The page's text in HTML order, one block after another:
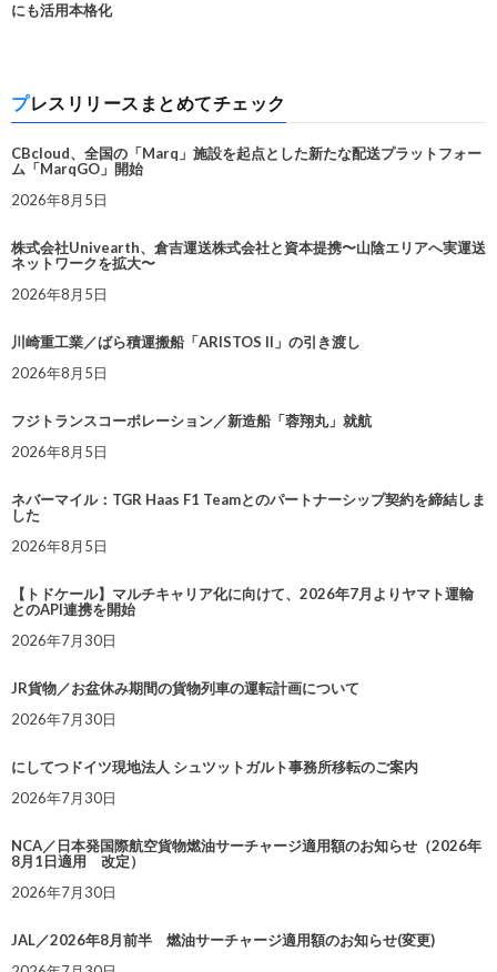
にも活用本格化
プレスリリースまとめてチェック
CBcloud、全国の「Marq」施設を起点とした新たな配送プラットフォー
ム「MarqGO」開始
2026年8月5日
株式会社Univearth、倉吉運送株式会社と資本提携〜山陰エリアへ実運送
ネットワークを拡大〜
2026年8月5日
川崎重工業／ばら積運搬船「ARISTOS II」の引き渡し
2026年8月5日
フジトランスコーポレーション／新造船「蓉翔丸」就航
2026年8月5日
ネバーマイル：TGR Haas F1 Teamとのパートナーシップ契約を締結しま
した
2026年8月5日
【トドケール】マルチキャリア化に向けて、2026年7月よりヤマト運輸
とのAPI連携を開始
2026年7月30日
JR貨物／お盆休み期間の貨物列車の運転計画について
2026年7月30日
にしてつドイツ現地法人 シュツットガルト事務所移転のご案内
2026年7月30日
NCA／日本発国際航空貨物燃油サーチャージ適用額のお知らせ（2026年
8月1日適用 改定）
2026年7月30日
JAL／2026年8月前半 燃油サーチャージ適用額のお知らせ(変更)